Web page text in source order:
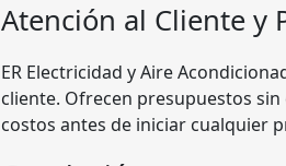
Atención al Cliente y
ER Electricidad y Aire
cliente. Ofrecen presupuestos
costos antes de iniciar cualquier